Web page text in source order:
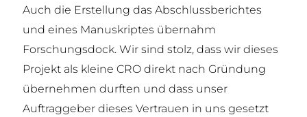
Auch die Erstellung das Abschlussberichtes
und eines Manuskriptes übernahm
Forschungsdock. Wir sind stolz, dass wir dieses
Projekt als kleine CRO direkt nach Gründung
übernehmen durften und dass unser
Auftraggeber dieses Vertrauen in uns gesetzt